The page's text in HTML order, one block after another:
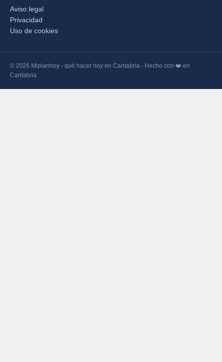
Aviso legal
Privacidad
Uso de cookies
© 2026 Miplanhoy - qué hacer hoy en Cantabria · Hecho con ❤️ en
Cantabria